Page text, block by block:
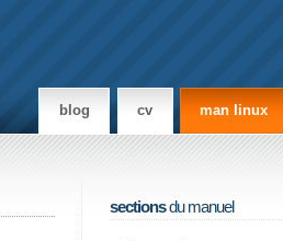
blog cv man linux
sectionsdu manuel